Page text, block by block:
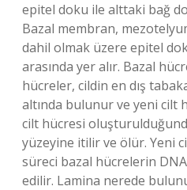
epitel doku ile alttaki bağ
Bazal membran,
dahil olmak üzere epitel
arasında yer alır. Bazal
hücreler, cildin en dış
altında bulunur ve yeni cilt
cilt hücresi
yüzeyine itilir ve ölür. Yeni
süreci bazal hücrelerin
edilir. Lamina nerede